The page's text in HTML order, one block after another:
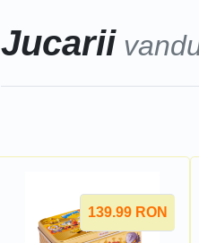
Jucarii
139.99 RON